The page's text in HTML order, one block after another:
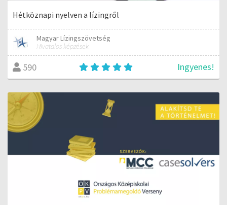
Hétköznapi nyelven a lízingről
Magyar Lízingszövetség
Hivatalos képzések
590 Ingyenes!